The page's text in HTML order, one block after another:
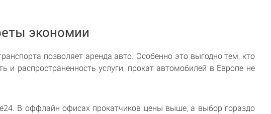
экономии
позволяет аренда авто. Особенно это выгодно тем, кто
распространенность услуги, прокат автомобилей в Европе не
В оффлайн офисах прокатчиков цены выше, а выбор гораздо